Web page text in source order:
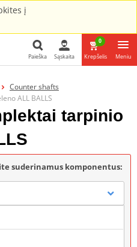
į
Paieška Sąskaita
0
Krepšelis Meniu
Counter shafts
ALL BALLS
tarpinio
suderinamus komponentus: